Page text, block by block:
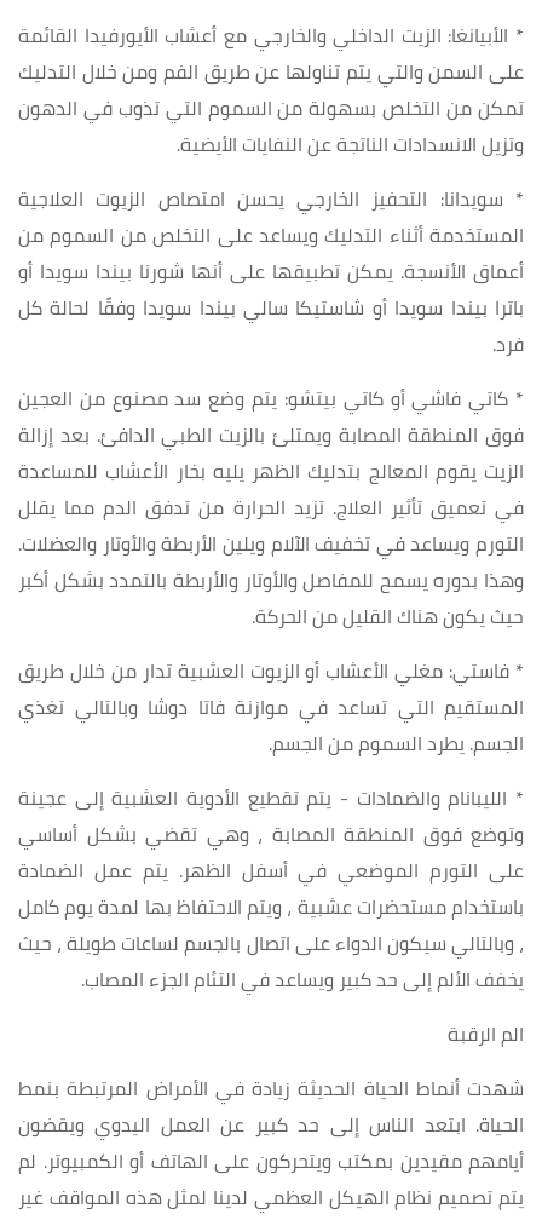
* الأبيانغا: الزيت الداخلي والخارجي مع أعشاب الأيورفيدا القائمة
على السمن والتي يتم تناولها عن طريق الفم ومن خلال التدليك
تمكن من التخلص بسهولة من السموم التي تذوب في الدهون
وتزيل الانسدادات الناتجة عن النفايات الأيضية.
* سويدانا: التحفيز الخارجي يحسن امتصاص الزيوت العلاجية
المستخدمة أثناء التدليك ويساعد على التخلص من السموم من
أعماق الأنسجة. يمكن تطبيقها على أنها شورنا بيندا سويدا أو
باترا بيندا سويدا أو شاستيكا سالي بيندا سويدا وفقًا لحالة كل
فرد.
* كاتي فاشي أو كاتي بيتشو: يتم وضع سد مصنوع من العجين
فوق المنطقة المصابة ويمتلئ بالزيت الطبي الدافئ. بعد إزالة
الزيت يقوم المعالج بتدليك الظهر يليه بخار الأعشاب للمساعدة
في تعميق تأثير العلاج. تزيد الحرارة من تدفق الدم مما يقلل
التورم ويساعد في تخفيف الآلام ويلين الأربطة والأوتار والعضلات.
وهذا بدوره يسمح للمفاصل والأوتار والأربطة بالتمدد بشكل أكبر
حيث يكون هناك القليل من الحركة.
* فاستي: مغلي الأعشاب أو الزيوت العشبية تدار من خلال طريق
المستقيم التي تساعد في موازنة فاتا دوشا وبالتالي تغذي
الجسم. يطرد السموم من الجسم.
* الليبانام والضمادات - يتم تقطيع الأدوية العشبية إلى عجينة
وتوضع فوق المنطقة المصابة ، وهي تقضي بشكل أساسي
على التورم الموضعي في أسفل الظهر. يتم عمل الضمادة
باستخدام مستحضرات عشبية ، ويتم الاحتفاظ بها لمدة يوم كامل
، وبالتالي سيكون الدواء على اتصال بالجسم لساعات طويلة ، حيث
يخفف الألم إلى حد كبير ويساعد في التئام الجزء المصاب.
الم الرقبة
شهدت أنماط الحياة الحديثة زيادة في الأمراض المرتبطة بنمط
الحياة. ابتعد الناس إلى حد كبير عن العمل اليدوي ويقضون
أيامهم مقيدين بمكتب ويتحركون على الهاتف أو الكمبيوتر. لم
يتم تصميم نظام الهيكل العظمي لدينا لمثل هذه المواقف غير